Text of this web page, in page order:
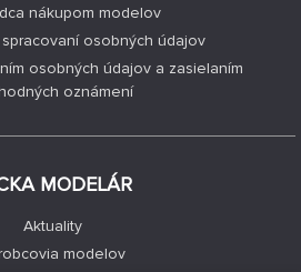
nákupom modelov
osobných údajov
osobných údajov a zasielaním
oznámení
MODELÁR
Aktuality
modelov